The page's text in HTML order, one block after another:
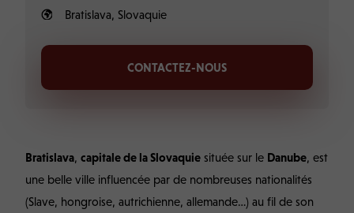
Bratislava, Slovaquie
CONTACTEZ-NOUS
Bratislava,capitale de la Slovaquie située sur le Danube, est
une belle ville influencée par de nombreuses nationalités
(Slave, hongroise, autrichienne, allemande…) au fil de son